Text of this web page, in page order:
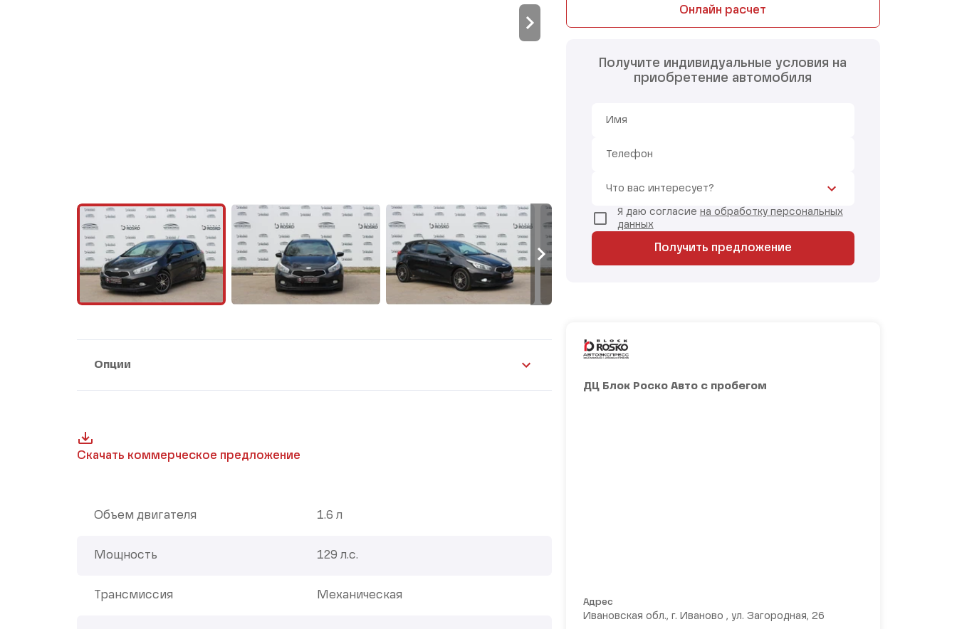
Опции
Скачать коммерческое предложение
Объем двигателя 1.6 л
Мощность 129 л.с.
Трансмиссия Механическая
Онлайн расчет
Получите индивидуальные условия на
приобретение автомобиля
Имя
Телефон
Что вас интересует?
Я даю согласие на обработку персональных
данных
Получить предложение
ДЦ Блок Роско Авто с пробегом
Адрес
Ивановская обл., г. Иваново , ул. Загородная, 26